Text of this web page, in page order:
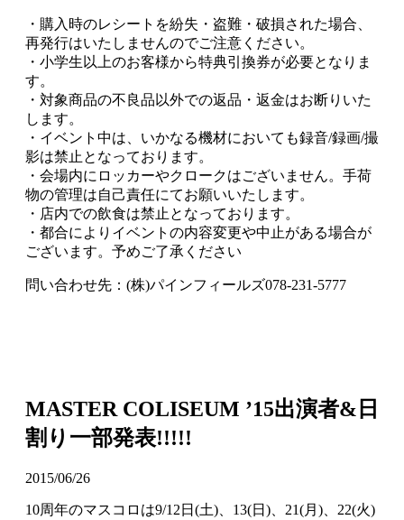
・購入時のレシートを紛失・盗難・破損された場合、
再発行はいたしませんのでご注意ください。
・小学生以上のお客様から特典引換券が必要となりま
す。
・対象商品の不良品以外での返品・返金はお断りいた
します。
・イベント中は、いかなる機材においても録音/録画/撮
影は禁止となっております。
・会場内にロッカーやクロークはございません。手荷
物の管理は自己責任にてお願いいたします。
・店内での飲食は禁止となっております。
・都合によりイベントの内容変更や中止がある場合が
ございます。予めご了承ください
問い合わせ先：(株)パインフィールズ078-231-5777
MASTER COLISEUM ’15出演者&日
割り一部発表!!!!!
2015/06/26
10周年のマスコロは9/12日(土)、13(日)、21(月)、22(火)